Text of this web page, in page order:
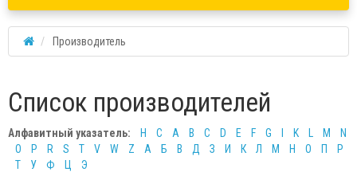
Производитель
Список производителей
Алфавитный указатель: H С A B C D E F G K M
N
O
P R S T V W Z А Б В Д З И К Л М Н О П
Р
Т
У Ф Ц Э